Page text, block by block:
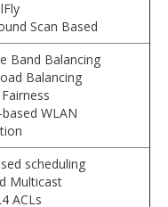
Scan Based
Band Balancing
Balancing
WLAN
scheduling
Multicast
ACLs